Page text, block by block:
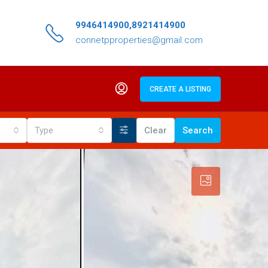
9946414900,8921414900
connetpproperties@gmail.com
CREATE A LISTING
Type Clear Search